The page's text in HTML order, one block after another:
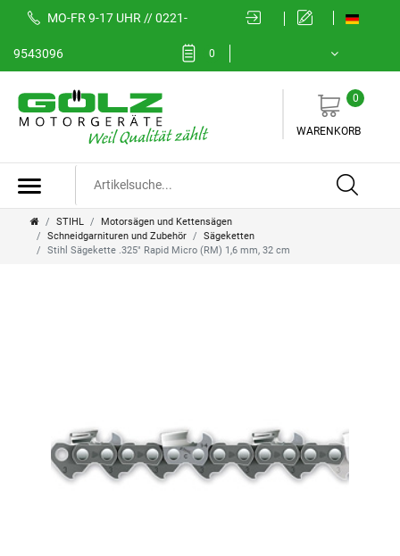
MO-FR 9-17 UHR // 0221-
9543096 0
0
WARENKORB
STIHL
Motorsägen und Kettensägen
Schneidgarnituren und Zubehör
Sägeketten
Stihl Sägekette .325" Rapid Micro (RM) 1,6 mm, 32 cm